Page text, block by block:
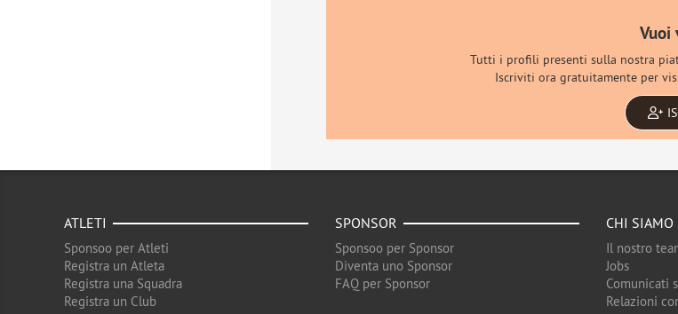
Tutti i profili presenti sulla nostra
Iscriviti ora gratuitamente per
ATLETI
Sponsoo per Atleti
Registra un Atleta
Registra una Squadra
Registra un Club
SPONSOR
Sponsoo per Sponsor
Diventa uno Sponsor
FAQ per Sponsor
CHI SIAMO
Il nostro
Jobs
Comunicati
Relazioni